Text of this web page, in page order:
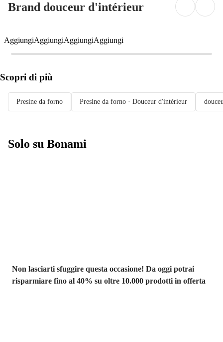
Brand douceur d'intérieur
AggiungiAggiungiAggiungiAggiungi
Scopri di più
Presine da forno Presine da forno · Douceur d'intérieur
Solo su Bonami
Non lasciarti sfuggire questa occasione! Da oggi potrai
risparmiare fino al 40% su oltre 10.000 prodotti in offerta